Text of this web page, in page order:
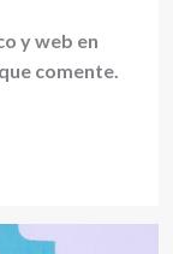
y web en
comente.